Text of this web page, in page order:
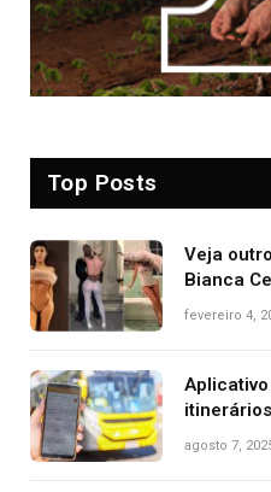
Top Posts
Veja
Bianca
West que
fevereiro 4,
agosto 7,